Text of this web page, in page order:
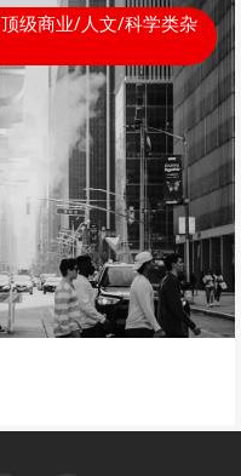
级商业/人文/科学类杂